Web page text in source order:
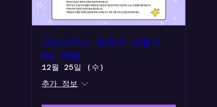
크리스마스 화과자 만들기
by 매듭
12월 25일 (수)
추가 정보